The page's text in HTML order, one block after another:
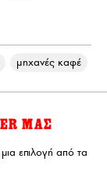
μηχανές καφέ
ΜΑΣ
επιλογή από τα